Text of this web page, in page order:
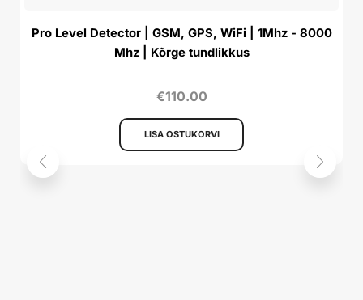
Pro Level Detector | GSM, GPS, WiFi | 1Mhz - 8000
Mhz | Kõrge tundlikkus
€110.00
LISA OSTUKORVI